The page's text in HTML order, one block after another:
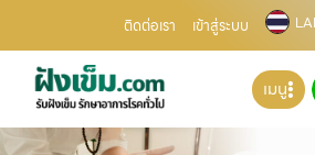
ติดต่อเรา เข้าสู่ระบบ
เมนู